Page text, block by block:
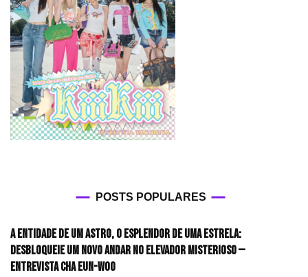
POSTS POPULARES
A entidade de um astro, o esplendor de uma estrela:
desbloqueie um novo andar no elevador misterioso —
Entrevista CHA EUN-WOO